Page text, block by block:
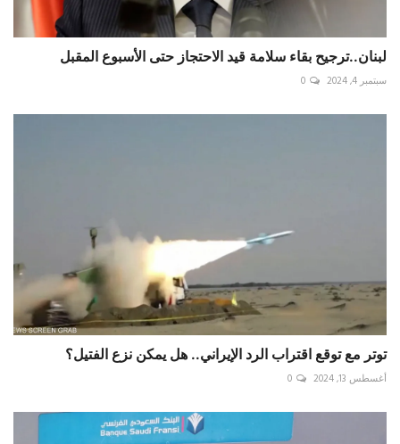
لبنان..ترجيح بقاء سلامة قيد الاحتجاز حتى الأسبوع المقبل
سبتمبر 4, 2024 0
توتر مع توقع اقتراب الرد الإيراني.. هل يمكن نزع الفتيل؟
أغسطس 13, 2024 0